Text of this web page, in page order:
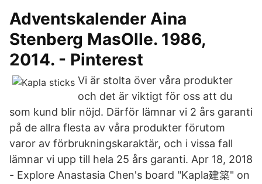
Adventskalender Aina
Stenberg MasOlle. 1986,
2014. - Pinterest
Vi är stolta över våra produkter
och det är viktigt för oss att du
som kund blir nöjd. Därför lämnar vi 2 års garanti
på de allra flesta av våra produkter förutom
varor av förbrukningskaraktär, och i vissa fall
lämnar vi upp till hela 25 års garanti. Apr 18, 2018
- Explore Anastasia Chen's board "Kapla建築" on